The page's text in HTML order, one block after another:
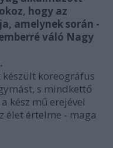
hogy az
amelynek során -
váló Nagy
készült koreográfus
s mindkettő
kész mű erejével
élet értelme - maga